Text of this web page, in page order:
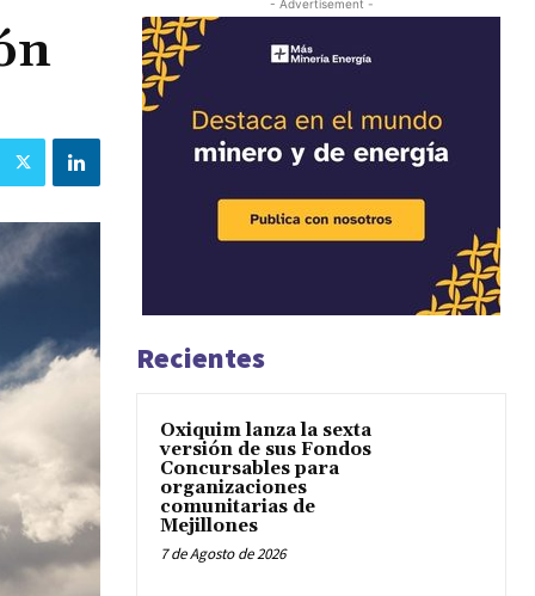
- Advertisement -
Recientes
Oxiquim lanza la sexta
versión de sus Fondos
Concursables para
organizaciones
comunitarias de
Mejillones
7 de Agosto de 2026